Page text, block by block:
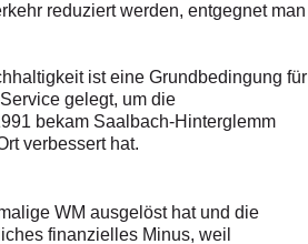
reduziert werden, entgegnet man
ist eine Grundbedingung für
gelegt, um die
bekam Saalbach-Hinterglemm
verbessert hat.
WM ausgelöst hat und die
finanzielles Minus, weil